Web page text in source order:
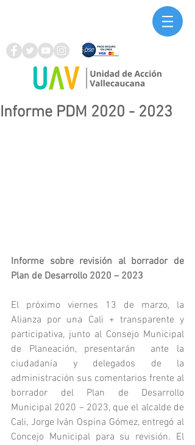
Informe PDM 2020 - 2023
Informe sobre revisión al borrador de
Plan de Desarrollo 2020 – 2023
El próximo viernes 13 de marzo, la
Alianza por una Cali + transparente y
participativa, junto al Consejo Municipal
de Planeación, presentarán  ante la
ciudadanía y delegados de la
administración sus comentarios frente al
borrador del Plan de Desarrollo
Municipal 2020 – 2023, que el alcalde de
Cali, Jorge Iván Ospina Gómez, entregó al
Concejo Municipal para su revisión. El